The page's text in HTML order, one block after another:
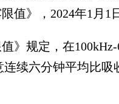
值》，2024年1月1
规定，在100kHz-
续六分钟平均比吸